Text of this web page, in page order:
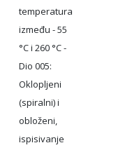
temperatura
između - 55
°C i 260 °C -
Dio 005:
Oklopljeni
(spiralni) i
obloženi,
ispisivanje